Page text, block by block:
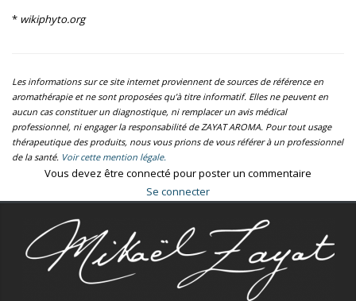
* wikiphyto.org
Les informations sur ce site internet proviennent de sources de référence en
aromathérapie et ne sont proposées qu’à titre informatif. Elles ne peuvent en
aucun cas constituer un diagnostique, ni remplacer un avis médical
professionnel, ni engager la responsabilité de ZAYAT AROMA. Pour tout usage
thérapeutique des produits, nous vous prions de vous référer à un professionnel
de la santé. Voir cette mention légale.
Vous devez être connecté pour poster un commentaire
Se connecter